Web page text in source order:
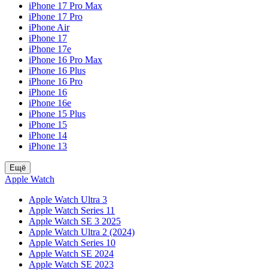
iPhone 17 Pro Max
iPhone 17 Pro
iPhone Air
iPhone 17
iPhone 17e
iPhone 16 Pro Max
iPhone 16 Plus
iPhone 16 Pro
iPhone 16
iPhone 16e
iPhone 15 Plus
iPhone 15
iPhone 14
iPhone 13
Ещё
Apple Watch
Apple Watch Ultra 3
Apple Watch Series 11
Apple Watch SE 3 2025
Apple Watch Ultra 2 (2024)
Apple Watch Series 10
Apple Watch SE 2024
Apple Watch SE 2023